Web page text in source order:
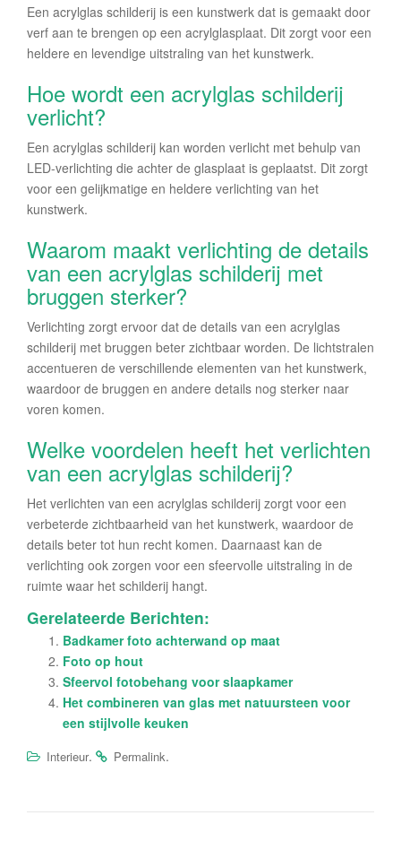
Een acrylglas schilderij is een kunstwerk dat is gemaakt door
verf aan te brengen op een acrylglasplaat. Dit zorgt voor een
heldere en levendige uitstraling van het kunstwerk.
Hoe wordt een acrylglas schilderij
verlicht?
Een acrylglas schilderij kan worden verlicht met behulp van
LED-verlichting die achter de glasplaat is geplaatst. Dit zorgt
voor een gelijkmatige en heldere verlichting van het
kunstwerk.
Waarom maakt verlichting de details
van een acrylglas schilderij met
bruggen sterker?
Verlichting zorgt ervoor dat de details van een acrylglas
schilderij met bruggen beter zichtbaar worden. De lichtstralen
accentueren de verschillende elementen van het kunstwerk,
waardoor de bruggen en andere details nog sterker naar
voren komen.
Welke voordelen heeft het verlichten
van een acrylglas schilderij?
Het verlichten van een acrylglas schilderij zorgt voor een
verbeterde zichtbaarheid van het kunstwerk, waardoor de
details beter tot hun recht komen. Daarnaast kan de
verlichting ook zorgen voor een sfeervolle uitstraling in de
ruimte waar het schilderij hangt.
Gerelateerde Berichten:
Badkamer foto achterwand op maat
Foto op hout
Sfeervol fotobehang voor slaapkamer
Het combineren van glas met natuursteen voor
een stijlvolle keuken
Interieur. Permalink.